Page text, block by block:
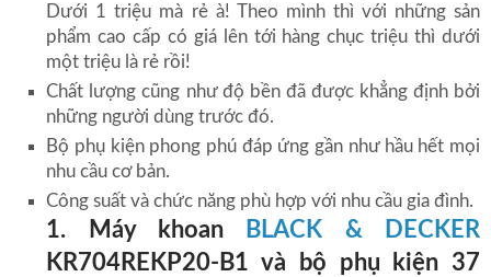
Dưới 1 triệu mà rẻ à! Theo mình thì với những sản
phẩm cao cấp có giá lên tới hàng chục triệu thì dưới
một triệu là rẻ rồi!
Chất lượng cũng như độ bền đã được khẳng định bởi
những người dùng trước đó.
Bộ phụ kiện phong phú đáp ứng gần như hầu hết mọi
nhu cầu cơ bản.
Công suất và chức năng phù hợp với nhu cầu gia đình.
1. Máy khoan
BLACK & DECKER
KR704REKP20-B1 và bộ phụ kiện 37